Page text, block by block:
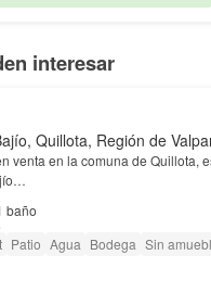
interesar
Quillota, Región de
venta en la comuna de Quillota,
baño
Patio Agua Bodega Sin